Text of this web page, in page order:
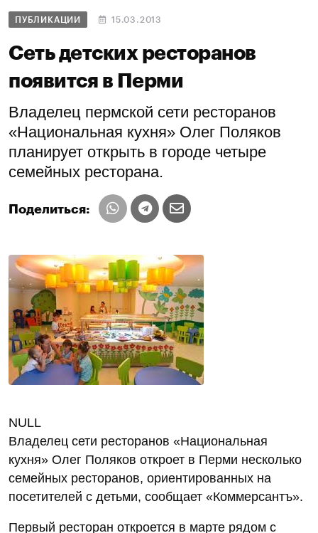
ПУБЛИКАЦИИ 15.03.2013
Сеть детских ресторанов
появится в Перми
Владелец пермской сети ресторанов
«Национальная кухня» Олег Поляков
планирует открыть в городе четыре
семейных ресторана.
Поделиться:
NULL
Владелец сети ресторанов «Национальная
кухня» Олег Поляков откроет в Перми несколько
семейных ресторанов, ориентированных на
посетителей с детьми, сообщает «Коммерсантъ».
Первый ресторан откроется в марте рядом с